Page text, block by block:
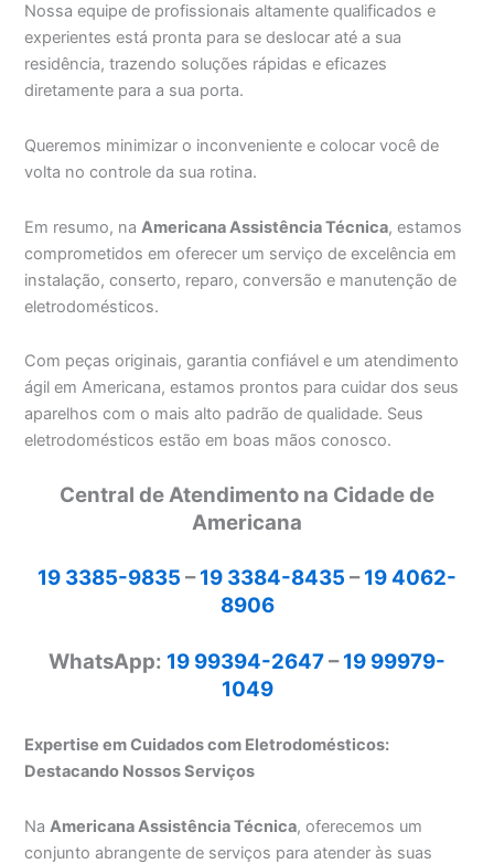
Nossa equipe de profissionais altamente qualificados e
experientes está pronta para se deslocar até a sua
residência, trazendo soluções rápidas e eficazes
diretamente para a sua porta.
Queremos minimizar o inconveniente e colocar você de
volta no controle da sua rotina.
Em resumo, na Americana Assistência Técnica, estamos
comprometidos em oferecer um serviço de excelência em
instalação, conserto, reparo, conversão e manutenção de
eletrodomésticos.
Com peças originais, garantia confiável e um atendimento
ágil em Americana, estamos prontos para cuidar dos seus
aparelhos com o mais alto padrão de qualidade. Seus
eletrodomésticos estão em boas mãos conosco.
Central de Atendimento na Cidade de
Americana
19 3385-9835 –19 3384-8435 –19 4062-
8906
WhatsApp: 19 99394-2647–19 99979-
1049
Expertise em Cuidados com Eletrodomésticos:
Destacando Nossos Serviços
NaAmericana Assistência Técnica, oferecemos um
conjunto abrangente de serviços para atender às suas